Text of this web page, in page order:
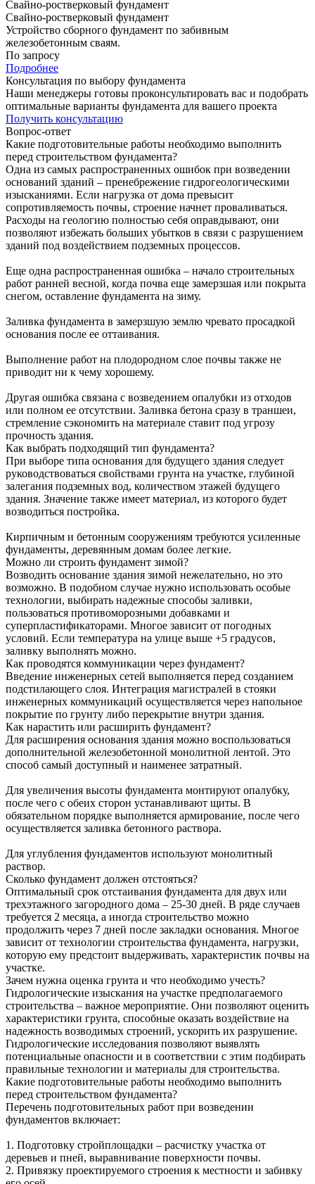
Свайно-ростверковый фундамент
Свайно-ростверковый фундамент
Устройство сборного фундамент по забивным
железобетонным сваям.
По запросу
Подробнее
Консультация по выбору фундамента
Наши менеджеры готовы проконсультировать вас и подобрать
оптимальные варианты фундамента для вашего проекта
Получить консультацию
Вопрос-ответ
Какие подготовительные работы необходимо выполнить
перед строительством фундамента?
Одна из самых распространенных ошибок при возведении
оснований зданий – пренебрежение гидрогеологическими
изысканиями. Если нагрузка от дома превысит
сопротивляемость почвы, строение начнет проваливаться.
Расходы на геологию полностью себя оправдывают, они
позволяют избежать больших убытков в связи с разрушением
зданий под воздействием подземных процессов.
Еще одна распространенная ошибка – начало строительных
работ ранней весной, когда почва еще замерзшая или покрыта
снегом, оставление фундамента на зиму.
Заливка фундамента в замерзшую землю чревато просадкой
основания после ее оттаивания.
Выполнение работ на плодородном слое почвы также не
приводит ни к чему хорошему.
Другая ошибка связана с возведением опалубки из отходов
или полном ее отсутствии. Заливка бетона сразу в траншеи,
стремление сэкономить на материале ставит под угрозу
прочность здания.
Как выбрать подходящий тип фундамента?
При выборе типа основания для будущего здания следует
руководствоваться свойствами грунта на участке, глубиной
залегания подземных вод, количеством этажей будущего
здания. Значение также имеет материал, из которого будет
возводиться постройка.
Кирпичным и бетонным сооружениям требуются усиленные
фундаменты, деревянным домам более легкие.
Можно ли строить фундамент зимой?
Возводить основание здания зимой нежелательно, но это
возможно. В подобном случае нужно использовать особые
технологии, выбирать надежные способы заливки,
пользоваться противоморозными добавками и
суперпластификаторами. Многое зависит от погодных
условий. Если температура на улице выше +5 градусов,
заливку выполнять можно.
Как проводятся коммуникации через фундамент?
Введение инженерных сетей выполняется перед созданием
подстилающего слоя. Интеграция магистралей в стояки
инженерных коммуникаций осуществляется через напольное
покрытие по грунту либо перекрытие внутри здания.
Как нарастить или расширить фундамент?
Для расширения основания здания можно воспользоваться
дополнительной железобетонной монолитной лентой. Это
способ самый доступный и наименее затратный.
Для увеличения высоты фундамента монтируют опалубку,
после чего с обеих сторон устанавливают щиты. В
обязательном порядке выполняется армирование, после чего
осуществляется заливка бетонного раствора.
Для углубления фундаментов используют монолитный
раствор.
Сколько фундамент должен отстояться?
Оптимальный срок отстаивания фундамента для двух или
трехэтажного загородного дома – 25-30 дней. В ряде случаев
требуется 2 месяца, а иногда строительство можно
продолжить через 7 дней после закладки основания. Многое
зависит от технологии строительства фундамента, нагрузки,
которую ему предстоит выдерживать, характеристик почвы на
участке.
Зачем нужна оценка грунта и что необходимо учесть?
Гидрологические изыскания на участке предполагаемого
строительства – важное мероприятие. Они позволяют оценить
характеристики грунта, способные оказать воздействие на
надежность возводимых строений, ускорить их разрушение.
Гидрологические исследования позволяют выявлять
потенциальные опасности и в соответствии с этим подбирать
правильные технологии и материалы для строительства.
Какие подготовительные работы необходимо выполнить
перед строительством фундамента?
Перечень подготовительных работ при возведении
фундаментов включает:
1. Подготовку стройплощадки – расчистку участка от
деревьев и пней, выравнивание поверхности почвы.
2. Привязку проектируемого строения к местности и забивку